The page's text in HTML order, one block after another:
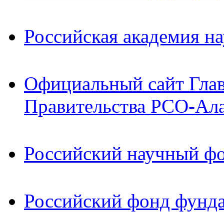
Российская академия
Официальный сайт
Правительства РСО-
Российский научный
Российский фонд